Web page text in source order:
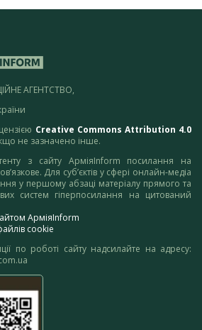
АГЕНТСТВО,
Creative Commons Attribution 4.0
не зазначено інше.
з сайту АрміяInform посилання на
Для суб’єктів у сфері онлайн-медіа
у першому абзаці матеріалу прямого та
систем гіперпосилання на цитований
АрміяInform
cookie
по роботі сайту надсилайте на адресу: